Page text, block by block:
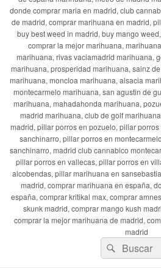
donde comprar maria en madrid, club
de madrid, comprar marihuana en madrid,
buy best weed in madrid, buy mango
comprar la mejor marihuana,
marihuana, rivas vaciamadrid marihuana,
marihuana, prosperidad marihuana, sainz
marihuana, moncloa marihuana, alsacia
montecarmelo marihuana, san agustin de
marihuana, mahadahonda marihuana,
madrid marihuana, club de golf
madrid, pillar porros en pozuelo, pillar
sanchinarro, pillar porros en
sanchinarro, madrid club cannabico
pillar porros en vallecas, pillar porros en
alcobendas, pillar marihuana en
madrid, comprar marihuana en españa,
españa, comprar kritikal max, comprar
skunk madrid, comprar mango kush
comprar la mejor marihuana de madrid,
madrid
Buscar
por:
Buscar